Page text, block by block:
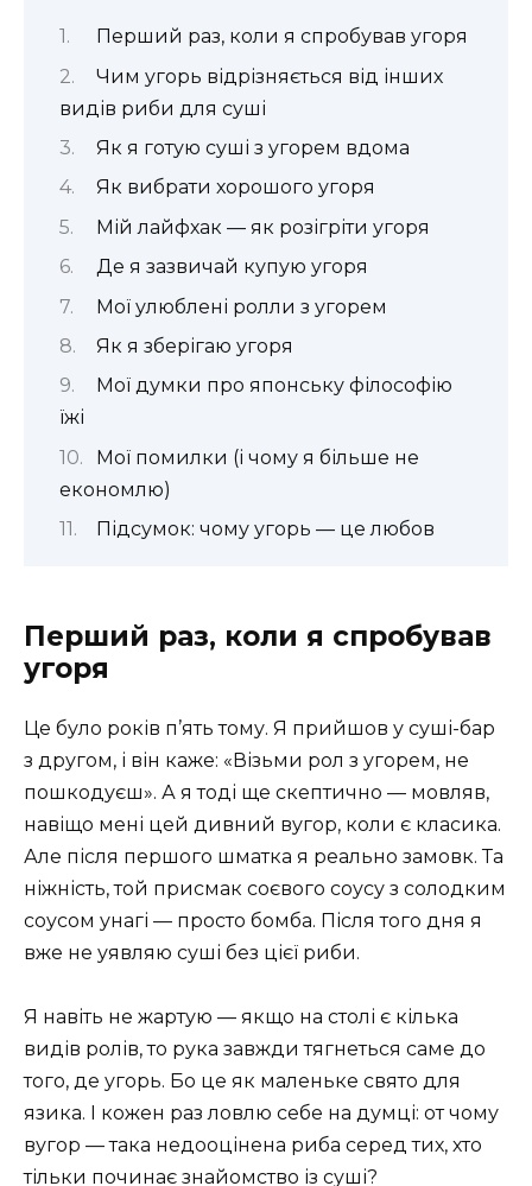
Перший раз, коли я спробував угоря
Чим угорь відрізняється від інших
видів риби для суші
Як я готую суші з угорем вдома
Як вибрати хорошого угоря
Мій лайфхак — як розігріти угоря
Де я зазвичай купую угоря
Мої улюблені ролли з угорем
Як я зберігаю угоря
Мої думки про японську філософію
їжі
Мої помилки (і чому я більше не
економлю)
Підсумок: чому угорь — це любов
Перший раз, коли я спробував
угоря
Це було років п’ять тому. Я прийшов у суші-бар
з другом, і він каже: «Візьми рол з угорем, не
пошкодуєш». А я тоді ще скептично — мовляв,
навіщо мені цей дивний вугор, коли є класика.
Але після першого шматка я реально замовк. Та
ніжність, той присмак соєвого соусу з солодким
соусом унагі — просто бомба. Після того дня я
вже не уявляю суші без цієї риби.
Я навіть не жартую — якщо на столі є кілька
видів ролів, то рука завжди тягнеться саме до
того, де угорь. Бо це як маленьке свято для
язика. І кожен раз ловлю себе на думці: от чому
вугор — така недооцінена риба серед тих, хто
тільки починає знайомство із суші?